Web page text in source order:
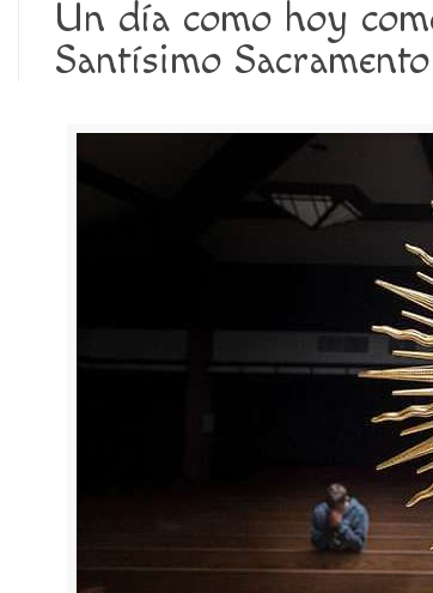
Un día como hoy
Santísimo